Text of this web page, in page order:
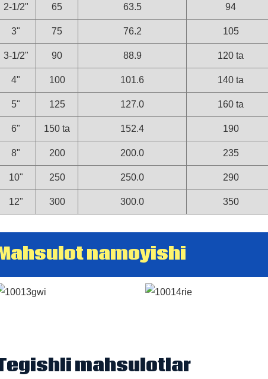
2-1/2" 65 63.5 94
3" 75 76.2 105
3-1/2" 90 88.9 120 ta
4" 100 101.6 140 ta
5" 125 127.0 160 ta
6" 150 ta 152.4 190
8" 200 200.0 235
10" 250 250.0 290
12" 300 300.0 350
namoyishi
mahsulotlar